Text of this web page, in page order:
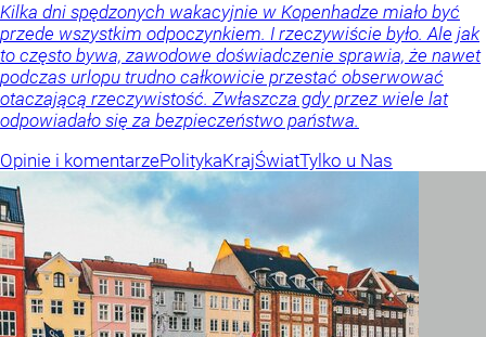
Kilka dni spędzonych wakacyjnie w Kopenhadze miało być
przede wszystkim odpoczynkiem. I rzeczywiście było. Ale jak
to często bywa, zawodowe doświadczenie sprawia, że nawet
podczas urlopu trudno całkowicie przestać obserwować
otaczającą rzeczywistość. Zwłaszcza gdy przez wiele lat
odpowiadało się za bezpieczeństwo państwa.
Opinie i komentarzePolitykaKrajŚwiatTylko u Nas